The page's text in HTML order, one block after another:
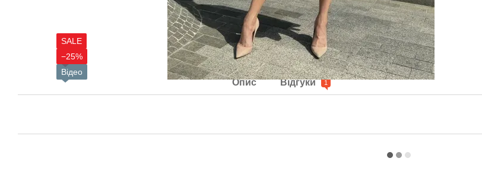
SALE
−25%
Відео
Опис Відгуки 1